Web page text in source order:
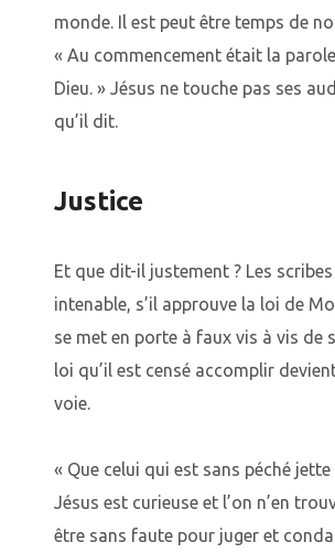
monde. Il est peut être temps de
« Au commencement était la
Dieu. » Jésus ne touche pas ses
qu’il dit.
Justice
Et que dit-il justement ? Les
intenable, s’il approuve la loi de
se met en porte à faux vis à vis de
loi qu’il est censé accomplir
voie.
« Que celui qui est sans péché
Jésus est curieuse et l’on n’en
être sans faute pour juger et